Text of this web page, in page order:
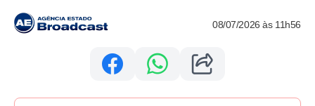
08/07/2026 às 11h56